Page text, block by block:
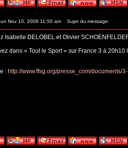
Nov 10, 2008 11:50 am Sujet du message:
Isabelle DELOBEL et Olivier
dans « Tout le Sport » sur France 3 à
: http://www.ffsg.org/presse_com/documents/